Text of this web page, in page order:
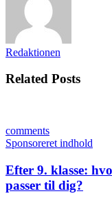
Redaktionen
Related Posts
comments
Sponsoreret indhold
Efter 9. klasse:
passer til dig?